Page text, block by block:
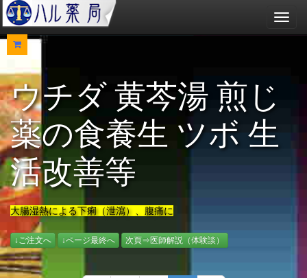
メ
ニ
ウチダ 黄芩湯 煎じ
薬の食養生 ツボ 生
活改善等
大腸湿熱による下痢（泄瀉）、腹痛に
↓ご注文へ ↓ページ最終へ 次頁⇒医師解説（体験談）